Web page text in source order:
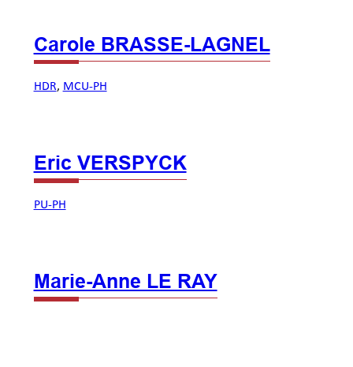
Carole BRASSE-LAGNEL
HDR, MCU-PH
Eric VERSPYCK
PU-PH
Marie-Anne LE RAY